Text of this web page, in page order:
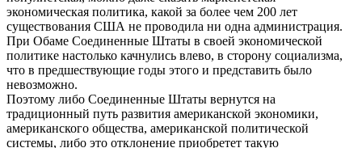
экономическая политика, какой за более чем 200 лет
существования США не проводила ни одна администрация.
При Обаме Соединенные Штаты в своей экономической
политике настолько качнулись влево, в сторону социализма,
что в предшествующие годы этого и представить было
невозможно.
Поэтому либо Соединенные Штаты вернутся на
традиционный путь развития американской экономики,
американского общества, американской политической
системы, либо это отклонение приобретет такую